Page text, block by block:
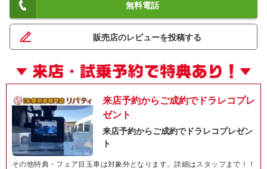
無料電話
販売店のレビューを投稿する
来店予約からご成約でドラレコプレ
ゼント
来店予約からご成約でドラレコプレゼン
ト
その他特典・フェア目玉車は対象外となります。詳細はスタッフまで！！